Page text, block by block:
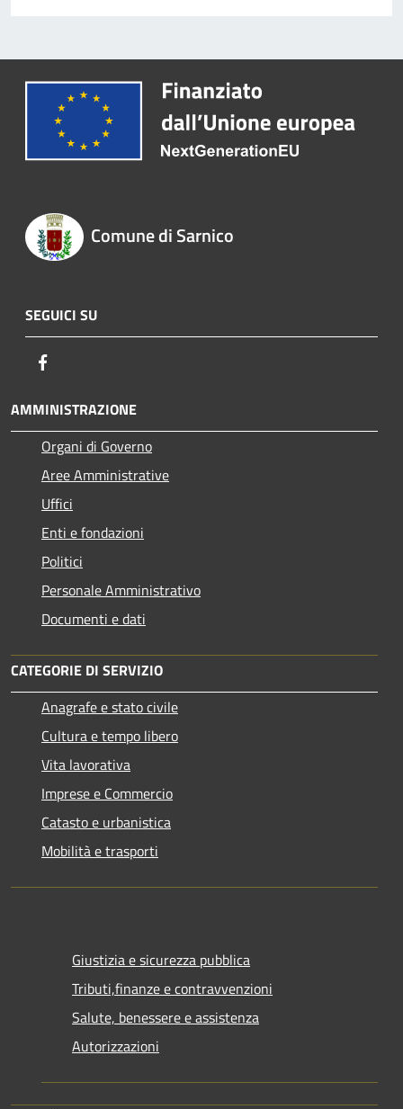
Comune di Sarnico
SEGUICI SU
AMMINISTRAZIONE
Organi di Governo
Aree Amministrative
Uffici
Enti e fondazioni
Politici
Personale Amministrativo
Documenti e dati
CATEGORIE DI SERVIZIO
Anagrafe e stato civile
Cultura e tempo libero
Vita lavorativa
Imprese e Commercio
Catasto e urbanistica
Mobilità e trasporti
Giustizia e sicurezza pubblica
Tributi,finanze e contravvenzioni
Salute, benessere e assistenza
Autorizzazioni